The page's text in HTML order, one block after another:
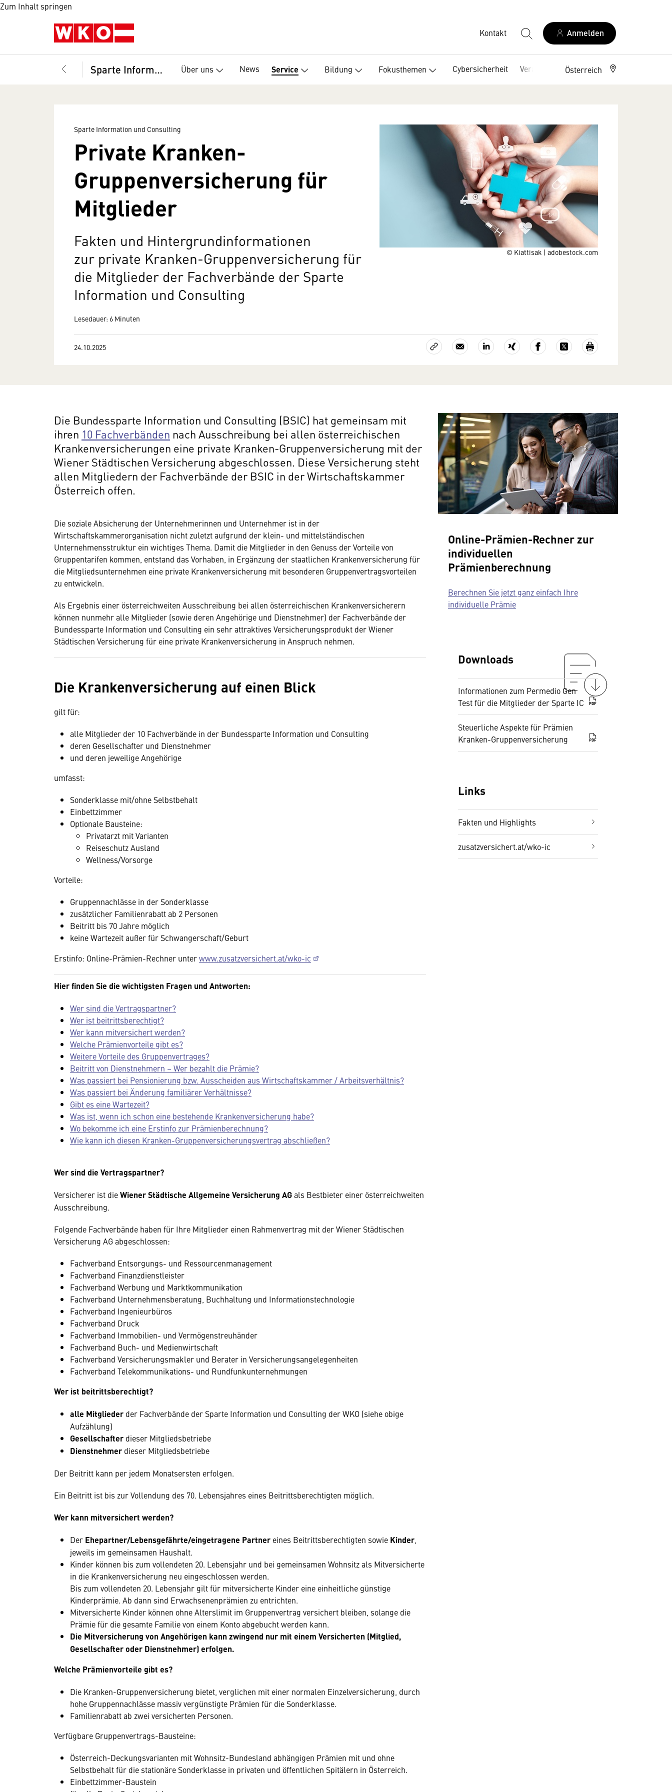
Zum Inhalt springen
Kontakt Anmelden
Sparte Information und Consulting Über uns News Service Bildung Fokusthemen Cybersicherheit VeranstaltungenÖsterreich
© Kiattisak | adobestock.com
Sparte Information und Consulting
Private Kranken-
Gruppenversicherung für
Mitglieder
Fakten und Hintergrundinformationen
zur private Kranken-Gruppenversicherung für
die Mitglieder der Fachverbände der Sparte
Information und Consulting
Lesedauer: 6 Minuten
24.10.2025
Die Bundessparte Information und Consulting (BSIC) hat gemeinsam mit
ihren 10 Fachverbänden nach Ausschreibung bei allen österreichischen
Krankenversicherungen eine private Kranken-Gruppenversicherung mit der
Wiener Städtischen Versicherung abgeschlossen. Diese Versicherung steht
allen Mitgliedern der Fachverbände der BSIC in der Wirtschaftskammer
Österreich offen.
Die soziale Absicherung der Unternehmerinnen und Unternehmer ist in der
Wirtschaftskammerorganisation nicht zuletzt aufgrund der klein- und mittelständischen
Unternehmensstruktur ein wichtiges Thema. Damit die Mitglieder in den Genuss der Vorteile von
Gruppentarifen kommen, entstand das Vorhaben, in Ergänzung der staatlichen Krankenversicherung für
die Mitgliedsunternehmen eine private Krankenversicherung mit besonderen Gruppenvertragsvorteilen
zu entwickeln.
Als Ergebnis einer österreichweiten Ausschreibung bei allen österreichischen Krankenversicherern
können nunmehr alle Mitglieder (sowie deren Angehörige und Dienstnehmer) der Fachverbände der
Bundessparte Information und Consulting ein sehr attraktives Versicherungsprodukt der Wiener
Städtischen Versicherung für eine private Krankenversicherung in Anspruch nehmen.
Die Krankenversicherung auf einen Blick
gilt für:
alle Mitglieder der 10 Fachverbände in der Bundessparte Information und Consulting
deren Gesellschafter und Dienstnehmer
und deren jeweilige Angehörige
umfasst:
Sonderklasse mit/ohne Selbstbehalt
Einbettzimmer
Optionale Bausteine:
Privatarzt mit Varianten
Reiseschutz Ausland
Wellness/Vorsorge
Vorteile:
Gruppennachlässe in der Sonderklasse
zusätzlicher Familienrabatt ab 2 Personen
Beitritt bis 70 Jahre möglich
keine Wartezeit außer für Schwangerschaft/Geburt
Erstinfo: Online-Prämien-Rechner unterwww.zusatzversichert.at/wko-ic
Hier finden Sie die wichtigsten Fragen und Antworten:
Wer sind die Vertragspartner?
Wer ist beitrittsberechtigt?
Wer kann mitversichert werden?
Welche Prämienvorteile gibt es?
Weitere Vorteile des Gruppenvertrages?
Beitritt von Dienstnehmern – Wer bezahlt die Prämie?
Was passiert bei Pensionierung bzw. Ausscheiden aus Wirtschaftskammer / Arbeitsverhältnis?
Was passiert bei Änderung familiärer Verhältnisse?
Gibt es eine Wartezeit?
Was ist, wenn ich schon eine bestehende Krankenversicherung habe?
Wo bekomme ich eine Erstinfo zur Prämienberechnung?
Wie kann ich diesen Kranken-Gruppenversicherungsvertrag abschließen?
Wer sind die Vertragspartner?
Versicherer ist dieWiener Städtische Allgemeine Versicherung AGals Bestbieter einer österreichweiten
Ausschreibung.
Folgende Fachverbände haben für Ihre Mitglieder einen Rahmenvertrag mit der Wiener Städtischen
Versicherung AG abgeschlossen:
Fachverband Entsorgungs- und Ressourcenmanagement
Fachverband Finanzdienstleister
Fachverband Werbung und Marktkommunikation
Fachverband Unternehmensberatung, Buchhaltung und Informationstechnologie
Fachverband Ingenieurbüros
Fachverband Druck
Fachverband Immobilien- und Vermögenstreuhänder
Fachverband Buch- und Medienwirtschaft
Fachverband Versicherungsmakler und Berater in Versicherungsangelegenheiten
Fachverband Telekommunikations- und Rundfunkunternehmungen
Wer ist beitrittsberechtigt?
alle Mitglieder der Fachverbände der Sparte Information und Consulting der WKO (siehe obige
Aufzählung)
Gesellschafter dieser Mitgliedsbetriebe
Dienstnehmer dieser Mitgliedsbetriebe
Der Beitritt kann per jedem Monatsersten erfolgen.
Ein Beitritt ist bis zur Vollendung des 70. Lebensjahres eines Beitrittsberechtigten möglich.
Wer kann mitversichert werden?
Der Ehepartner/Lebensgefährte/eingetragene Partner eines Beitrittsberechtigten sowie Kinder
jeweils im gemeinsamen Haushalt.
Kinder können bis zum vollendeten 20. Lebensjahr und bei gemeinsamen Wohnsitz als Mitversicherte
in die Krankenversicherung neu eingeschlossen werden.
Bis zum vollendeten 20. Lebensjahr gilt für mitversicherte Kinder eine einheitliche günstige
Kinderprämie. Ab dann sind Erwachsenenprämien zu entrichten.
Mitversicherte Kinder können ohne Alterslimit im Gruppenvertrag versichert bleiben, solange die
Prämie für die gesamte Familie von einem Konto abgebucht werden kann.
Die Mitversicherung von Angehörigen kann zwingend nur mit einem Versicherten (Mitglied,
Gesellschafter oder Dienstnehmer) erfolgen.
Welche Prämienvorteile gibt es?
Die Kranken-Gruppenversicherung bietet, verglichen mit einer normalen Einzelversicherung, durch
hohe Gruppennachlässe massiv vergünstigte Prämien für die Sonderklasse.
Familienrabatt ab zwei versicherten Personen.
Verfügbare Gruppenvertrags-Bausteine:
Österreich-Deckungsvarianten mit Wohnsitz-Bundesland abhängigen Prämien mit und ohne
Selbstbehalt für die stationäre Sonderklasse in privaten und öffentlichen Spitälern in Österreich.
Einbettzimmer-Baustein
Online-Prämien-Rechner zur
individuellen
Prämienberechnung
Berechnen Sie jetzt ganz einfach Ihre
individuelle Prämie
Downloads
Informationen zum Permedio Gen
Test für die Mitglieder der Sparte IC
PDF
Steuerliche Aspekte für Prämien
Kranken-Gruppenversicherung
PDF
Links
Fakten und Highlights
zusatzversichert.at/wko-ic